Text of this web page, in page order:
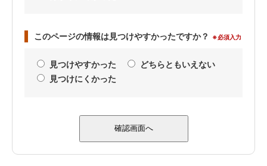
このページの情報は見つけやすかったですか？ ※必須入力
見つけやすかった
どちらともいえない
見つけにくかった